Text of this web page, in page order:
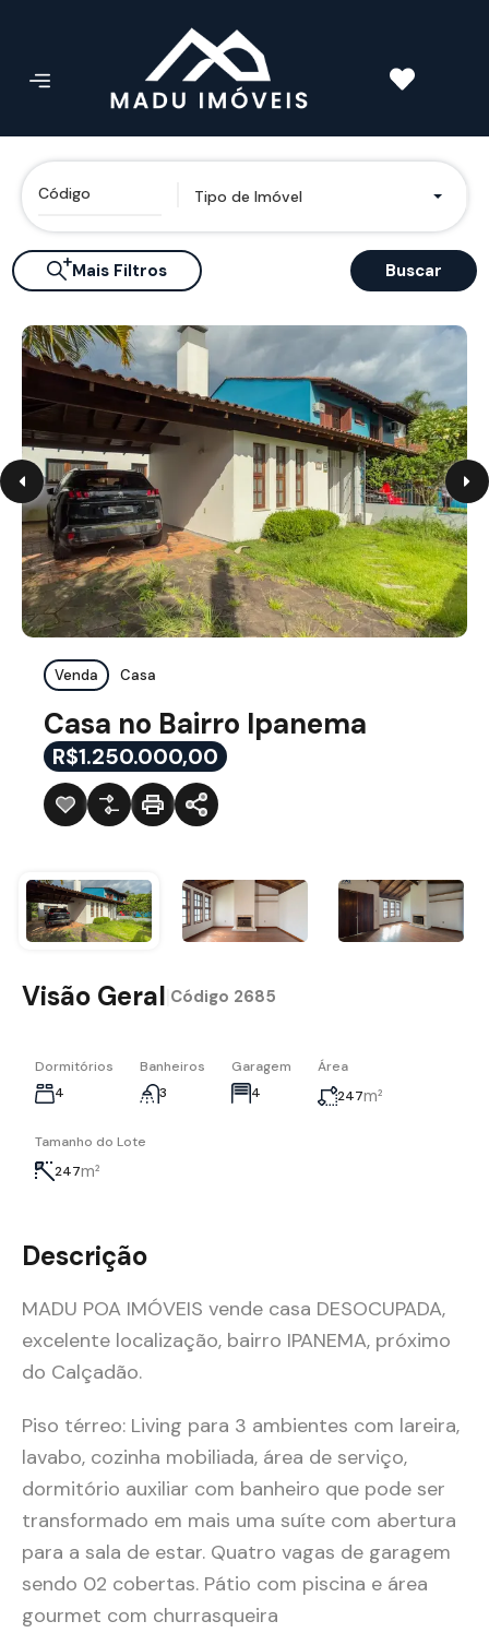
Tipo de Imóvel
Mais Filtros Buscar
Venda Casa
Casa no Bairro Ipanema
R$1.250.000,00
Visão Geral Código 2685
Dormitórios
4
Banheiros
3
Garagem
4
Área
247m²
Tamanho do Lote
247m²
Descrição
MADU POA IMÓVEIS vende casa DESOCUPADA,
excelente localização, bairro IPANEMA, próximo
do Calçadão.
Piso térreo: Living para 3 ambientes com lareira,
lavabo, cozinha mobiliada, área de serviço,
dormitório auxiliar com banheiro que pode ser
transformado em mais uma suíte com abertura
para a sala de estar. Quatro vagas de garagem
sendo 02 cobertas. Pátio com piscina e área
gourmet com churrasqueira